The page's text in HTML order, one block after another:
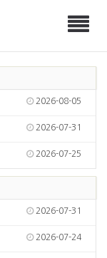
2026-08-05
2026-07-31
2026-07-25
2026-07-31
2026-07-24